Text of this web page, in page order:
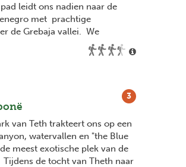
leidt ons nadien naar de
met prachtige
de Grebaja vallei. We
typische guesthouse om 's
de mooiste etappes van
vlakte van Runica en
in Albanië. De
landschappen zijn dé beloning
inspanningen! Tijdens alle
onze hoofdbagage achter en
een kleine dagrugzak.
3
van Teth trakteert ons op een
watervallen en "the Blue
meest exotische plek van de
Tijdens de tocht van Theth naar